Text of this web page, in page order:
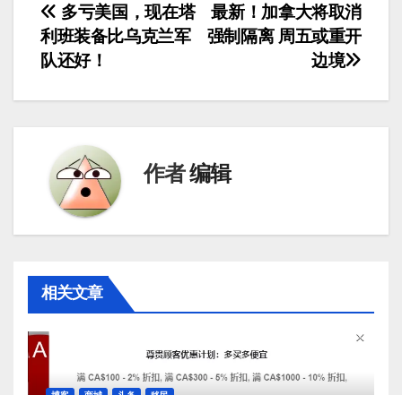
文
章
最新！加拿大将取消
强制隔离 周五或重开
边境
多亏美国，现在塔
利班装备比乌克兰军
队还好！
作者编辑
相关文章